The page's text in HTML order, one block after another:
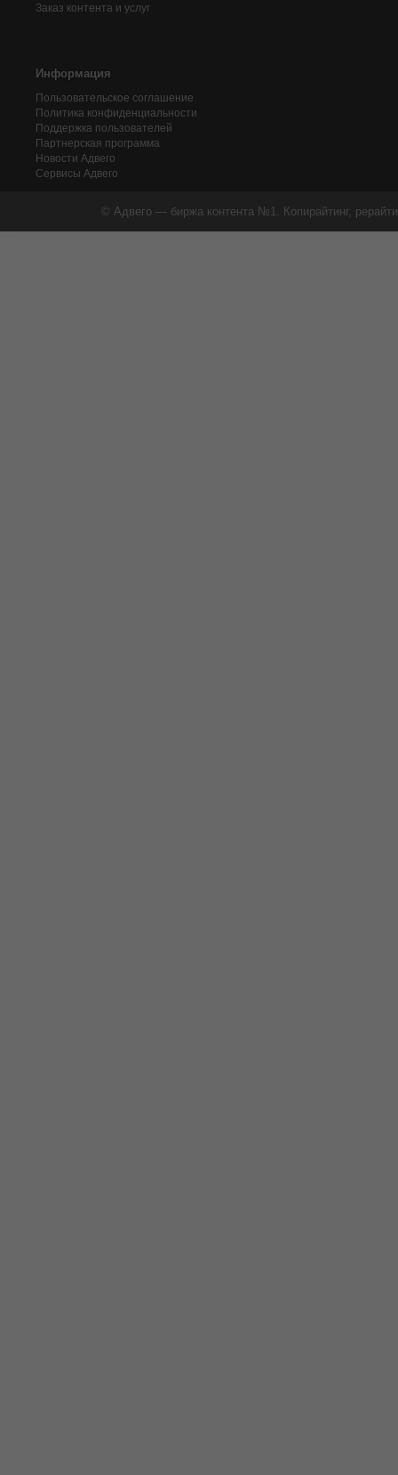
Заказ контента и услуг
Информация
Пользовательское соглашение
Политика конфиденциальности
Поддержка пользователей
Партнерская программа
Новости Адвего
Сервисы Адвего
© Адвего — биржа контента №1. Копирайтинг,